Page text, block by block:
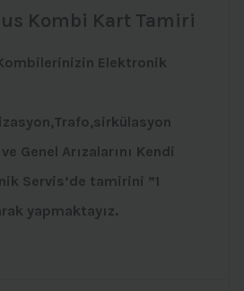
Kombi Kart Tamiri
Elektronik
Genel Arızalarını Kendi
Servis’de tamirini ”1
yapmaktayız.